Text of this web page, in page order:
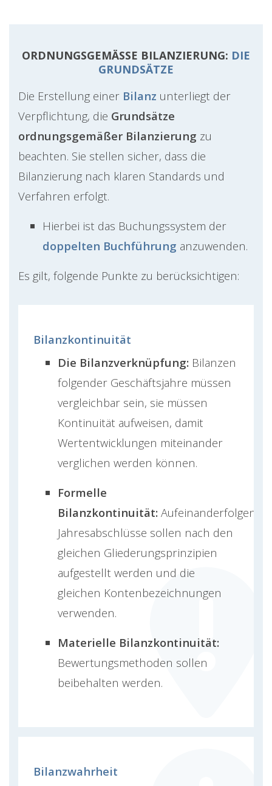
ORDNUNGSGEMÄSSE BILANZIERUNG: DIE
GRUNDSÄTZE
Die Erstellung einer Bilanz unterliegt der
Verpflichtung, die Grundsätze
ordnungsgemäßer Bilanzierung zu
beachten. Sie stellen sicher, dass die
Bilanzierung nach klaren Standards und
Verfahren erfolgt.
Hierbei ist das Buchungssystem der
doppelten Buchführung anzuwenden.
Es gilt, folgende Punkte zu berücksichtigen:
Bilanzkontinuität
​​Die Bilanzverknüpfung: Bilanzen
folgender Geschäftsjahre müssen
vergleichbar sein, sie müssen
Kontinuität aufweisen, damit
Wertentwicklungen miteinander
verglichen werden können.
Formelle
Bilanzkontinuität: Aufeinanderfolgende
Jahresabschlüsse sollen nach den
gleichen Gliederungsprinzipien
aufgestellt werden und die
gleichen Kontenbezeichnungen
verwenden.
Materielle Bilanzkontinuität:
Bewertungsmethoden sollen
beibehalten werden.
Bilanzwahrheit